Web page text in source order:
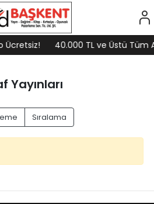
Ücretsiz! 40.000 TL ve Üstü Tüm
Yayınları
Sıralama